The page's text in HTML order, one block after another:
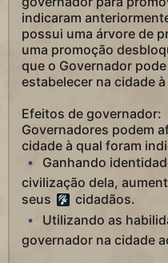
indicaram
possui uma árvore de
uma promoção
que o Governador
estabelecer na cidade
Efeitos de governador:
Governadores podem
cidade à qual foram
Ganhando
civilização dela,
seus
cidadãos.
Utilizando as
governador na cidade